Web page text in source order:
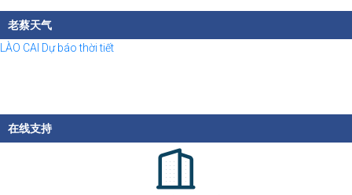
老蔡天气
LÀO CAI Dự báo thời tiết
在线支持